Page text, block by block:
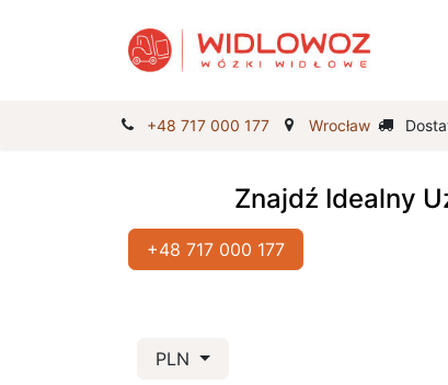
+48 717 000 177 Wrocław
Znajdź Idealny
+48 717 000 177
PLN